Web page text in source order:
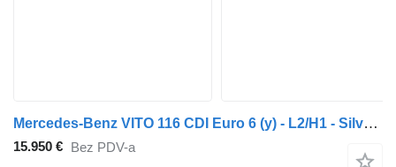
Mercedes-Benz VITO 116 CDI Euro 6 (y) - L2/H1 - Silver metallic - 156,103 km
15.950 € Bez PDV-a